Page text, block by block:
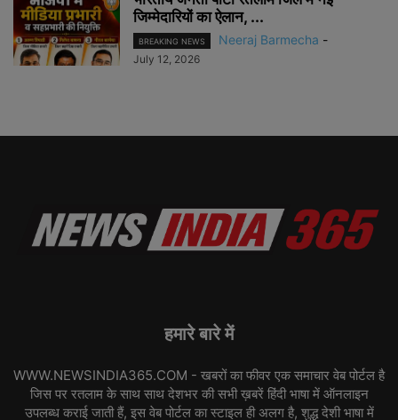
जिम्मेदारियों का ऐलान, ...
BREAKING NEWS Neeraj Barmecha -
July 12, 2026
हमारे बारे में
WWW.NEWSINDIA365.COM - खबरों का फीवर एक समाचार वेब पोर्टल है
जिस पर रतलाम के साथ साथ देशभर की सभी ख़बरें हिंदी भाषा में ऑनलाइन
उपलब्ध कराई जाती हैं, इस वेब पोर्टल का स्टाइल ही अलग है, शुद्ध देशी भाषा में